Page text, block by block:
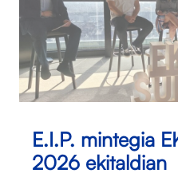
E.I.P. mintegia
2026 ekitaldian